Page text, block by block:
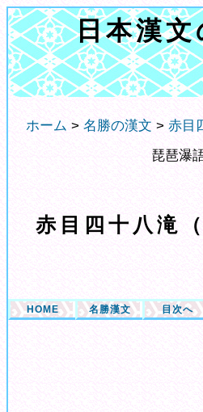
日本漢
赤目四十八滝
HOME 名勝漢文 目次へ
ホーム > 名勝の漢文 > 赤目
琵琶瀑